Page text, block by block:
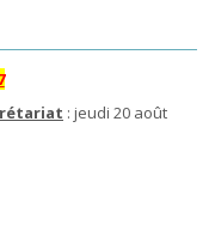
: jeudi 20 août